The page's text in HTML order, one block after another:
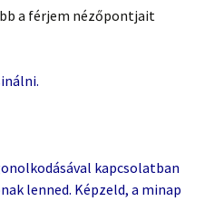
a férjem nézőpontjait
kapcsolatban
lenned. Képzeld, a minap